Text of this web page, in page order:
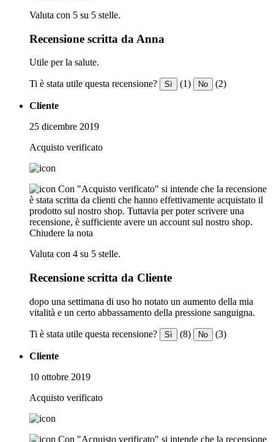
Valuta con 5 su 5 stelle.
Recensione scritta da Anna
Utile per la salute.
Ti è stata utile questa recensione? Sì (1) No (2)
Cliente
25 dicembre 2019
Acquisto verificato
Con "Acquisto verificato" si intende che la recensione
è stata scritta da clienti che hanno effettivamente acquistato il
prodotto sul nostro shop. Tuttavia per poter scrivere una
recensione, è sufficiente avere un account sul nostro shop.
Chiudere la nota
Valuta con 4 su 5 stelle.
Recensione scritta da Cliente
dopo una settimana di uso ho notato un aumento della mia
vitalità e un certo abbassamento della pressione sanguigna.
Ti è stata utile questa recensione? Sì (8) No (3)
Cliente
10 ottobre 2019
Acquisto verificato
Con "Acquisto verificato" si intende che la recensione